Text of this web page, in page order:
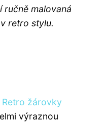
ručně malovaná
retro stylu.
Retro žárovky
výraznou